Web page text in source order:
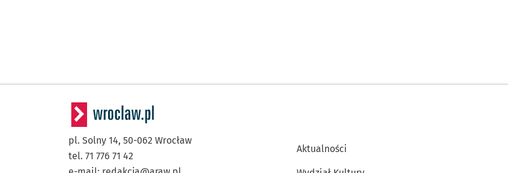
pl. Solny 14, 50-062 Wrocław
tel. 71 776 71 42
Aktualności